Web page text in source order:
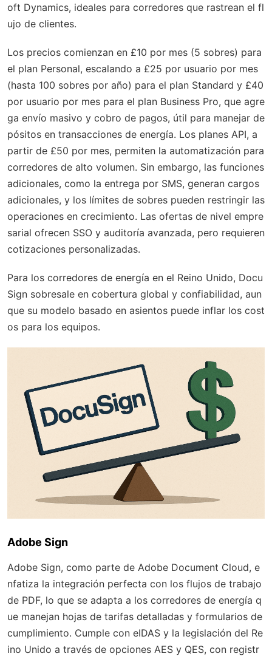
oft Dynamics, ideales para corredores que rastrean el fl
ujo de clientes.
Los precios comienzan en £10 por mes (5 sobres) para
el plan Personal, escalando a £25 por usuario por mes
(hasta 100 sobres por año) para el plan Standard y £40
por usuario por mes para el plan Business Pro, que agre
ga envío masivo y cobro de pagos, útil para manejar de
pósitos en transacciones de energía. Los planes API, a
partir de £50 por mes, permiten la automatización para
corredores de alto volumen. Sin embargo, las funciones
adicionales, como la entrega por SMS, generan cargos
adicionales, y los límites de sobres pueden restringir las
operaciones en crecimiento. Las ofertas de nivel empre
sarial ofrecen SSO y auditoría avanzada, pero requieren
cotizaciones personalizadas.
Para los corredores de energía en el Reino Unido, Docu
Sign sobresale en cobertura global y confiabilidad, aun
que su modelo basado en asientos puede inflar los cost
os para los equipos.
Adobe Sign
Adobe Sign, como parte de Adobe Document Cloud, e
nfatiza la integración perfecta con los flujos de trabajo
de PDF, lo que se adapta a los corredores de energía q
ue manejan hojas de tarifas detalladas y formularios de
cumplimiento. Cumple con eIDAS y la legislación del Re
ino Unido a través de opciones AES y QES, con registr